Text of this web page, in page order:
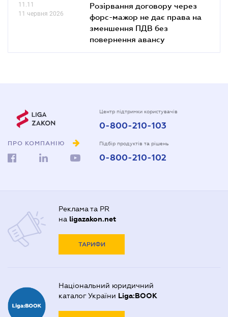
11.11
11 червня 2026
Розірвання договору через
форс-мажор не дає права на
зменшення ПДВ без
повернення авансу
ПРО КОМПАНІЮ
Центр підтримки користувачів
0-800-210-103
Підбір продуктів та рішень
0-800-210-102
Реклама та PR
на ligazakon.net
ТАРИФИ
Національний юридичний
каталог України Liga:BOOK